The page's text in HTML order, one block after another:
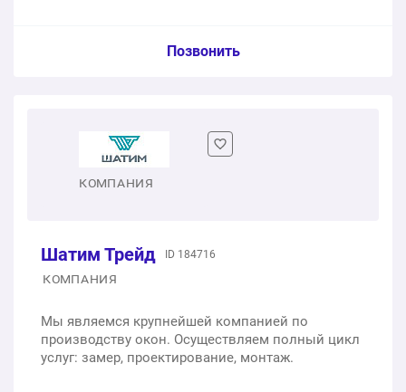
Услуга из прайс-листа / Ед. изм. / Цена
от 3 724 ₽
Двухстворчатое пластиковое окно
Трехстворчатое пластиковое окно
Трехстворчатое пластиковое окно с фрамугой
Позвонить
КОМПАНИЯ
Шатим Трейд
ID 184716
КОМПАНИЯ
Мы являемся крупнейшей компанией по
производству окон. Осуществляем полный цикл
услуг: замер, проектирование, монтаж.